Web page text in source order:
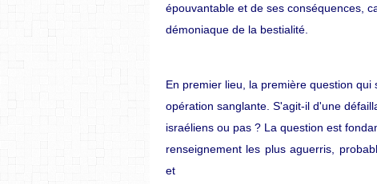
épouvantable et de ses conséquences,
démoniaque de la bestialité.
En premier lieu, la première question
opération sanglante. S'agit-il d'une
israéliens ou pas ? La question est
renseignement les plus aguerris,
et